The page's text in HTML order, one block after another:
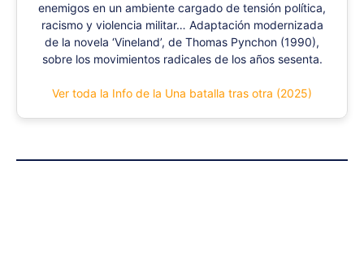
enemigos en un ambiente cargado de tensión política,
racismo y violencia militar… Adaptación modernizada
de la novela ‘Vineland’, de Thomas Pynchon (1990),
sobre los movimientos radicales de los años sesenta.
Ver toda la Info de la Una batalla tras otra (2025)